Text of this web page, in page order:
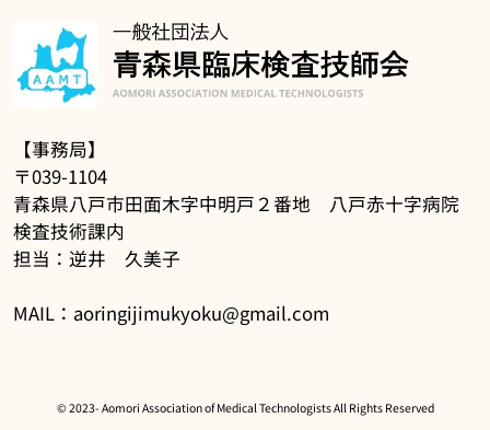
【事務局】
〒039-1104
青森県八戸市田面木字中明戸２番地 八戸赤十字病院
検査技術課内
担当：逆井 久美子
MAIL：aoringijimukyoku@gmail.com
©️ 2023- Aomori Association of Medical Technologists All Rights Reserved